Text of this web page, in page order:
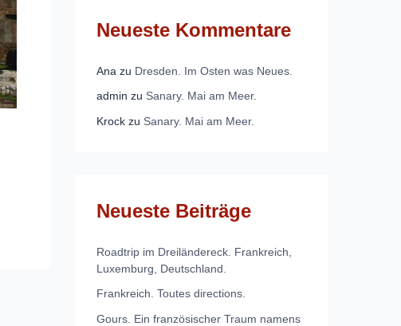
Neueste Kommentare
Ana zu Dresden. Im Osten was Neues.
admin zu Sanary. Mai am Meer.
Krock zu Sanary. Mai am Meer.
Neueste Beiträge
Roadtrip im Dreiländereck. Frankreich,
Luxemburg, Deutschland.
Frankreich. Toutes directions.
Gours. Ein französischer Traum namens